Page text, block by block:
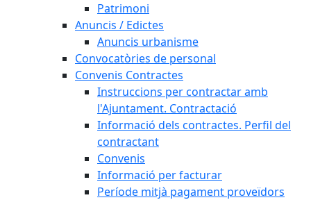
Patrimoni
Anuncis / Edictes
Anuncis urbanisme
Convocatòries de personal
Convenis Contractes
Instruccions per contractar amb
l'Ajuntament. Contractació
Informació dels contractes. Perfil del
contractant
Convenis
Informació per facturar
Període mitjà pagament proveïdors